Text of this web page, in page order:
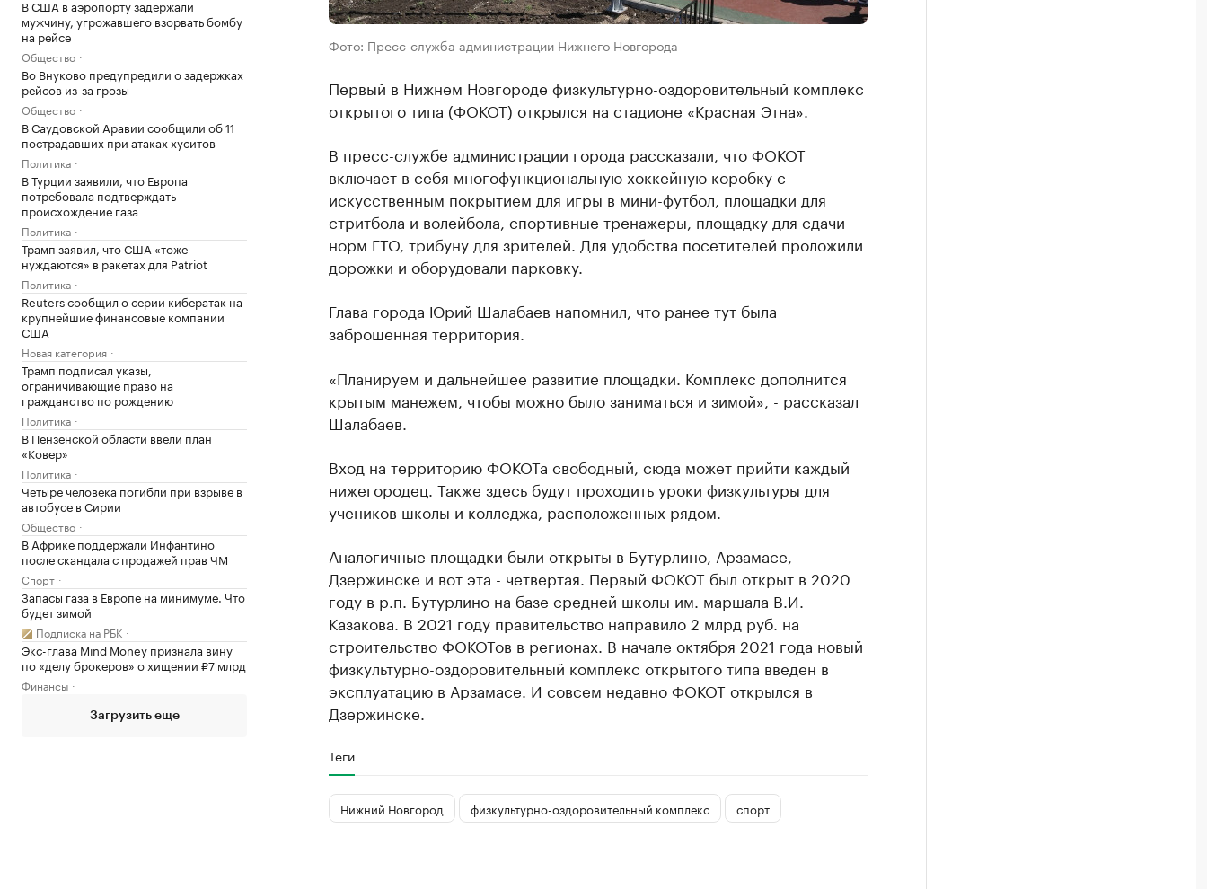
В США в аэропорту задержали
мужчину, угрожавшего взорвать бомбу
на рейсе
Общество
Во Внуково предупредили о задержках
рейсов из-за грозы
Общество
В Саудовской Аравии сообщили об 11
пострадавших при атаках хуситов
Политика
В Турции заявили, что Европа
потребовала подтверждать
происхождение газа
Политика
Трамп заявил, что США «тоже
нуждаются» в ракетах для Patriot
Политика
Reuters сообщил о серии кибератак на
крупнейшие финансовые компании
США
Новая категория
Трамп подписал указы,
ограничивающие право на
гражданство по рождению
Политика
В Пензенской области ввели план
«Ковер»
Политика
Четыре человека погибли при взрыве в
автобусе в Сирии
Общество
В Африке поддержали Инфантино
после скандала с продажей прав ЧМ
Спорт
Запасы газа в Европе на минимуме. Что
будет зимой
Подписка на РБК
Экс-глава Mind Money признала вину
по «делу брокеров» о хищении ₽7 млрд
Финансы
Загрузить еще
Фото: Пресс-служба администрации Нижнего Новгорода
Первый в Нижнем Новгороде физкультурно-оздоровительный комплекс
открытого типа (ФОКОТ) открылся на стадионе «Красная Этна».
В пресс-службе администрации города рассказали, что ФОКОТ
включает в себя многофункциональную хоккейную коробку с
искусственным покрытием для игры в мини-футбол, площадки для
стритбола и волейбола, спортивные тренажеры, площадку для сдачи
норм ГТО, трибуну для зрителей. Для удобства посетителей проложили
дорожки и оборудовали парковку.
Глава города Юрий Шалабаев напомнил, что ранее тут была
заброшенная территория.
«Планируем и дальнейшее развитие площадки. Комплекс дополнится
крытым манежем, чтобы можно было заниматься и зимой», - рассказал
Шалабаев.
Вход на территорию ФОКОТа свободный, сюда может прийти каждый
нижегородец. Также здесь будут проходить уроки физкультуры для
учеников школы и колледжа, расположенных рядом.
Аналогичные площадки были открыты в Бутурлино, Арзамасе,
Дзержинске и вот эта - четвертая. Первый ФОКОТ был открыт в 2020
году в р.п. Бутурлино на базе средней школы им. маршала В.И.
Казакова. В 2021 году правительство направило 2 млрд руб. на
строительство ФОКОТов в регионах. В начале октября 2021 года новый
физкультурно-оздоровительный комплекс открытого типа введен в
эксплуатацию в Арзамасе. И совсем недавно ФОКОТ открылся в
Дзержинске.
Теги
Нижний Новгород физкультурно-оздоровительный комплекс спорт